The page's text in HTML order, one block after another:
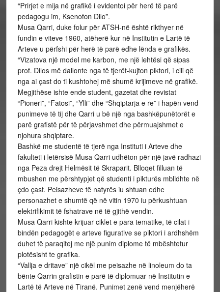
“Prirjet e mija në grafikë i evidentoi për herë të parë
pedagogu im, Ksenofon Dilo”.
Musa Qarri, duke folur për ATSH-në është rikthyer në
fundin e viteve 1960, atëherë kur në Institutin e Lartë të
Arteve u përfshi për herë të parë edhe lënda e grafikës.
“Vizatova një model me karbon, me një lehtësi që sipas
prof. Dilos më dallonte nga të tjerët-kujton piktori, i cili që
nga ai çast do ti kushtohej më shumë krijimeve në grafikë.
Megjithëse ishte ende student, gazetat dhe revistat
“Pioneri”, “Fatosi”, “Ylli” dhe “Shqiptarja e re” i hapën vend
punimeve të tij dhe Qarri u bë një nga bashkëpunëtorët e
parë grafistë për të përjavshmet dhe përmuajshmet e
njohura shqiptare.
Bashkë me studentë të tjerë nga Instituti i Arteve dhe
fakulteti i letërsisë Musa Qarri udhëton për një javë radhazi
nga Peza drejt Helmësit të Skraparit. Blloqet filluan të
mbushen me përshtypjet që studenti i pikturës mblidhte në
çdo çast. Peisazheve të natyrës iu shtuan edhe
personazhet e shumtë që në vitin 1970 iu përkushtuan
elektrifikimit të fshatrave në të gjithë vendin.
Musa Qarri kishte krijuar ciklet e para tematike, të cilat i
bindën pedagogët e arteve figurative se piktori i ardhshëm
duhet të paraqitej me një punim diplome të mbështetur
plotësisht te grafika.
“Vallja e dritave” një cikël me peisazhe në linoleum do ta
bënte Qarrin grafistin e parë të diplomuar në Institutin e
Lartë të Arteve në Tiranë. Punimet zenë vend menjëherë